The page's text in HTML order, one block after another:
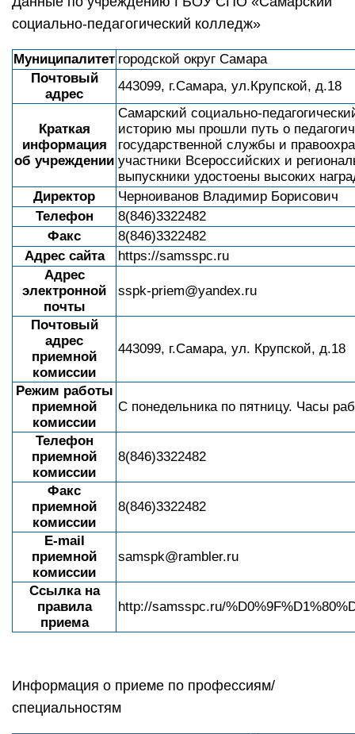
социально-педагогический колледж»
Муниципалитет городской округ Самара
Почтовый
адрес
443099, г.Самара, ул.Крупской, д.18
Краткая
информация
об учреждении
Самарский социально-
историю мы прошли путь о
государственной службы и
участники Всероссийских и
выпускники удостоены высоких
Директор
Черноиванов Владимир Борисович
Телефон
8(846)3322482
Факс
8(846)3322482
Адрес сайта
https://samsspc.ru
Адрес
электронной
почты
sspk-priem@yandex.ru
Почтовый
адрес
приемной
комиссии
443099, г.Самара, ул. Крупской, д.18
Режим работы
приемной
комиссии
C понедельника по пятницу. Часы
Телефон
приемной
комиссии
8(846)3322482
Факс
приемной
комиссии
8(846)3322482
E-mail
приемной
комиссии
samspk@rambler.ru
Ссылка на
правила
приема
http://samsspc.ru/
Информация о приеме по профессиям/
специальностям